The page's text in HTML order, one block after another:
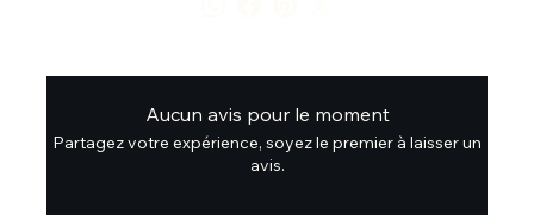
Aucun avis pour le moment
Partagez votre expérience, soyez le premier à laisser un
avis.